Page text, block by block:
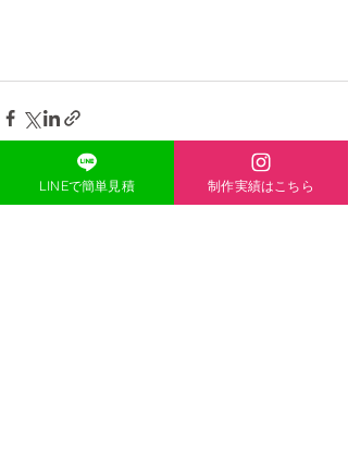
LINEで簡単見積 制作実績はこちら